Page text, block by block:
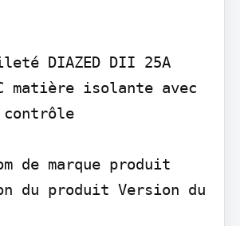
DIAZED DII 25A
matière isolante avec
contrôle
de marque produit
du produit Version du